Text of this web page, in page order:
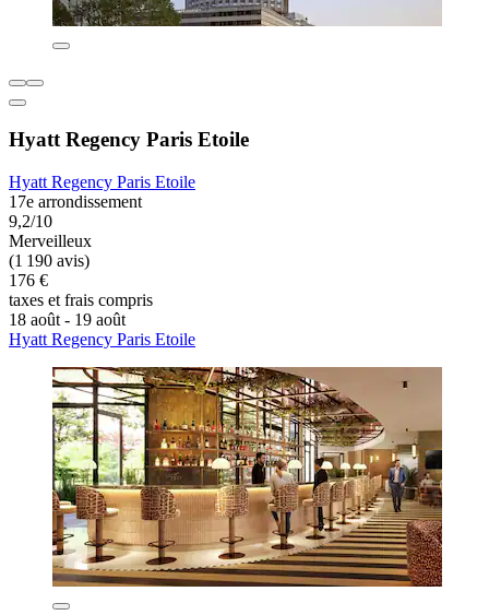
Hyatt Regency Paris Etoile
Hyatt Regency Paris Etoile
17e arrondissement
9,2/10
Merveilleux
(1 190 avis)
176 €
taxes et frais compris
18 août - 19 août
Hyatt Regency Paris Etoile